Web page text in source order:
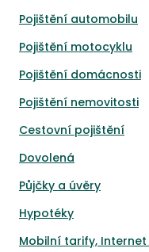
Pojištění automobilu
Pojištění motocyklu
Pojištění domácnosti
Pojištění nemovitosti
Cestovní pojištění
Dovolená
Půjčky a úvěry
Hypotéky
Mobilní tarify, Internet